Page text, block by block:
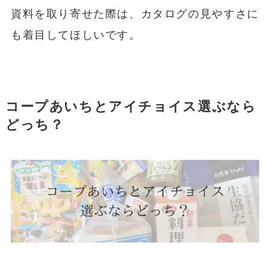
資料を取り寄せた際は、カタログの見やすさに
も着目してほしいです。
コープあいちとアイチョイス選ぶなら
どっち？